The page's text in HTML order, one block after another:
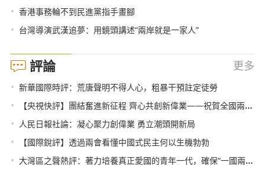
• 香港事務輪不到民進黨指手畫腳
• 台灣導演武漢追夢：用鏡頭講述“兩岸就是一家人”
評論 更多
• 新華國際時評：荒唐聲明不得人心，粗暴干預註定徒勞
• 【央視快評】團結奮進新征程 齊心共創新偉業——祝賀全國兩會勝利閉幕
• 人民日報社論：凝心聚力創偉業 勇立潮頭開新局
• 【國際銳評】透過兩會看懂中國式民主何以生機勃勃
• 大灣區之聲熱評：著力培養真正愛國的青年一代，確保“一國兩制”行穩致遠